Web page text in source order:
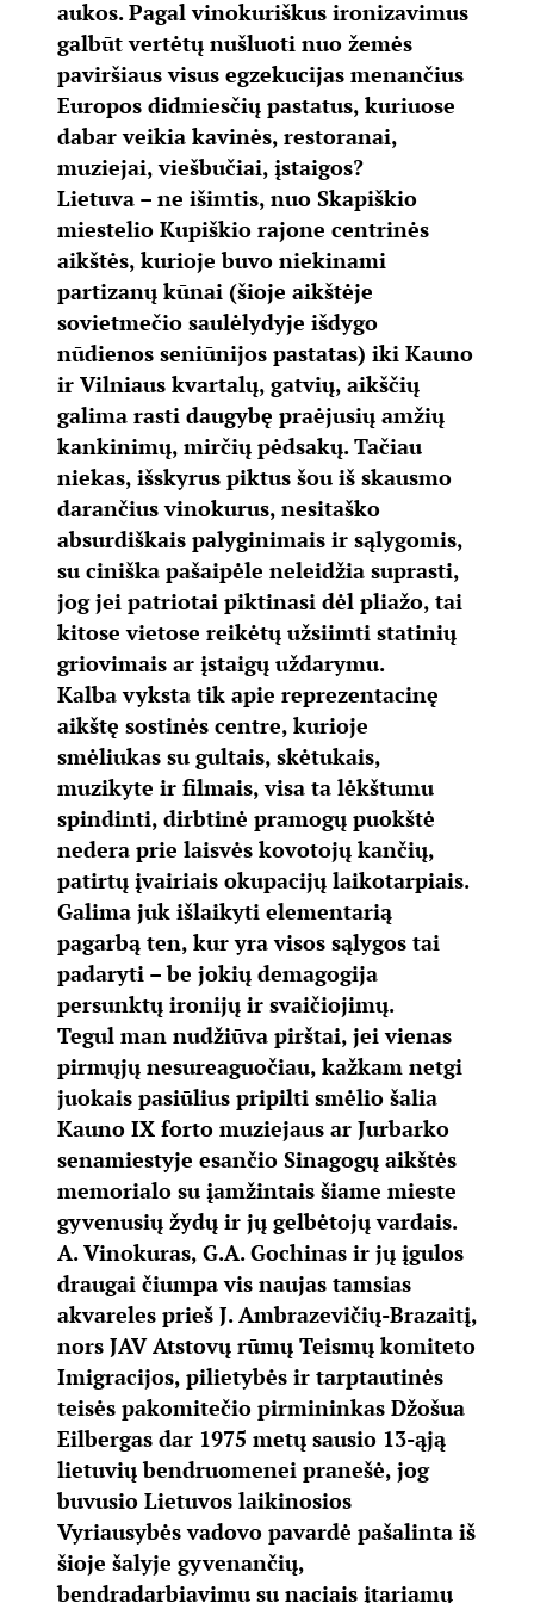
aukos. Pagal vinokuriškus ironizavimus
galbūt vertėtų nušluoti nuo žemės
paviršiaus visus egzekucijas menančius
Europos didmiesčių pastatus, kuriuose
dabar veikia kavinės, restoranai,
muziejai, viešbučiai, įstaigos?
Lietuva – ne išimtis, nuo Skapiškio
miestelio Kupiškio rajone centrinės
aikštės, kurioje buvo niekinami
partizanų kūnai (šioje aikštėje
sovietmečio saulėlydyje išdygo
nūdienos seniūnijos pastatas) iki Kauno
ir Vilniaus kvartalų, gatvių, aikščių
galima rasti daugybę praėjusių amžių
kankinimų, mirčių pėdsakų. Tačiau
niekas, išskyrus piktus šou iš skausmo
darančius vinokurus, nesitaško
absurdiškais palyginimais ir sąlygomis,
su ciniška pašaipėle neleidžia suprasti,
jog jei patriotai piktinasi dėl pliažo, tai
kitose vietose reikėtų užsiimti statinių
griovimais ar įstaigų uždarymu.
Kalba vyksta tik apie reprezentacinę
aikštę sostinės centre, kurioje
smėliukas su gultais, skėtukais,
muzikyte ir filmais, visa ta lėkštumu
spindinti, dirbtinė pramogų puokštė
nedera prie laisvės kovotojų kančių,
patirtų įvairiais okupacijų laikotarpiais.
Galima juk išlaikyti elementarią
pagarbą ten, kur yra visos sąlygos tai
padaryti – be jokių demagogija
persunktų ironijų ir svaičiojimų.
Tegul man nudžiūva pirštai, jei vienas
pirmųjų nesureaguočiau, kažkam netgi
juokais pasiūlius pripilti smėlio šalia
Kauno IX forto muziejaus ar Jurbarko
senamiestyje esančio Sinagogų aikštės
memorialo su įamžintais šiame mieste
gyvenusių žydų ir jų gelbėtojų vardais.
A. Vinokuras, G.A. Gochinas ir jų įgulos
draugai čiumpa vis naujas tamsias
akvareles prieš J. Ambrazevičių-Brazaitį,
nors JAV Atstovų rūmų Teismų komiteto
Imigracijos, pilietybės ir tarptautinės
teisės pakomitečio pirmininkas Džošua
Eilbergas dar 1975 metų sausio 13-ąją
lietuvių bendruomenei pranešė, jog
buvusio Lietuvos laikinosios
Vyriausybės vadovo pavardė pašalinta iš
šioje šalyje gyvenančių,
bendradarbiavimu su naciais įtariamų